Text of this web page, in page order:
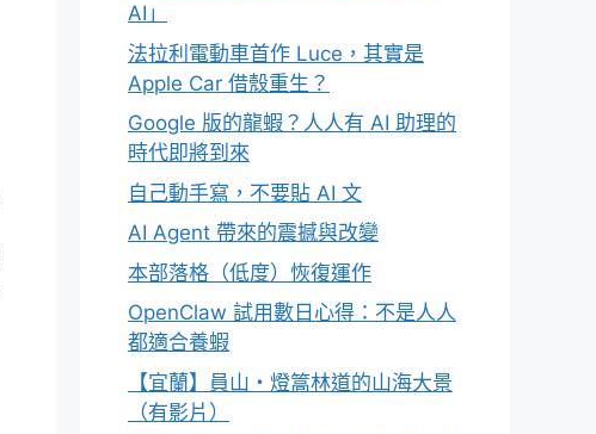
AI」
法拉利電動車首作 Luce，其實是
Apple Car 借殼重生？
Google 版的龍蝦？人人有 AI 助理的
時代即將到來
自己動手寫，不要貼 AI 文
AI Agent 帶來的震撼與改變
本部落格（低度）恢復運作
OpenClaw 試用數日心得：不是人人
都適合養蝦
【宜蘭】員山・燈篙林道的山海大景
（有影片）